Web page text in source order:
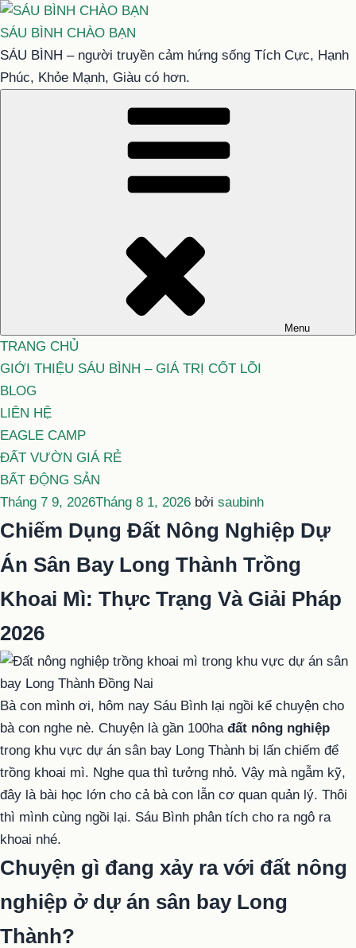
Chuyển
đến
phần
nội
SÁU BÌNH CHÀO BẠN
SÁU BÌNH – người truyền cảm hứng sống Tích Cực, Hạnh
Phúc, Khỏe Mạnh, Giàu có hơn.
Menu
TRANG CHỦ
GIỚI THIỆU SÁU BÌNH – GIÁ TRỊ CỐT LÕI
BLOG
LIÊN HỆ
EAGLE CAMP
ĐẤT VƯỜN GIÁ RẺ
BẤT ĐỘNG SẢN
Đăng
trong
Tháng 7 9, 2026Tháng 8 1, 2026 bởi saubinh
Chiếm Dụng Đất Nông Nghiệp Dự
Án Sân Bay Long Thành Trồng
Khoai Mì: Thực Trạng Và Giải Pháp
2026
Bà con mình ơi, hôm nay Sáu Bình lại ngồi kể chuyện cho
bà con nghe nè. Chuyện là gần 100ha đất nông nghiệp
trong khu vực dự án sân bay Long Thành bị lấn chiếm để
trồng khoai mì. Nghe qua thì tưởng nhỏ. Vậy mà ngẫm kỹ,
đây là bài học lớn cho cả bà con lẫn cơ quan quản lý. Thôi
thì mình cùng ngồi lại. Sáu Bình phân tích cho ra ngô ra
khoai nhé.
Chuyện gì đang xảy ra với đất nông
nghiệp ở dự án sân bay Long
Thành?